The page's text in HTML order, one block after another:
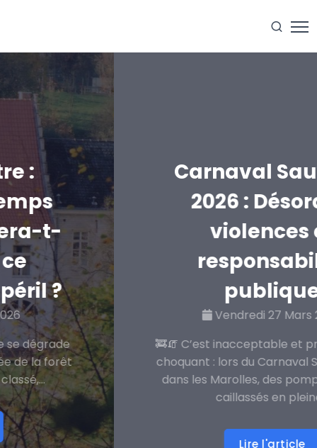
Carnaval Sauvage
2026 : Désordre,
violences et
responsabilité
publique
Vendredi 27 Mars 2026
🚒🧯 C’est inacceptable et profondément
choquant : lors du Carnaval Sauvage 2026
dans les Marolles, des pompiers ont été
caillassés en pleine...